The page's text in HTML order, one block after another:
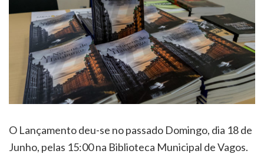
O Lançamento deu-se no passado Domingo, dia 18 de
Junho, pelas 15:00 na Biblioteca Municipal de Vagos.